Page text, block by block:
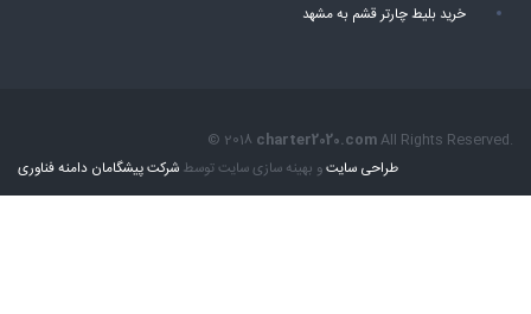
خرید بلیط چارتر قشم به مشهد
© 2018 charter2020.comAll Rights Reserved.
طراحی سایتو بهینه سازی سایت توسط شرکت پیشگامان دامنه فناوری